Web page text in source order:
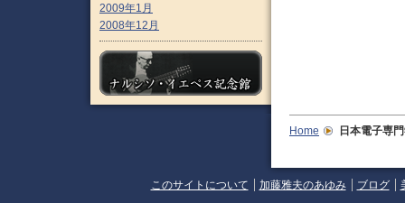
2009年1月
2008年12月
Home 日本電子専
このサイトについて 加藤雅夫のあゆみ ブログ